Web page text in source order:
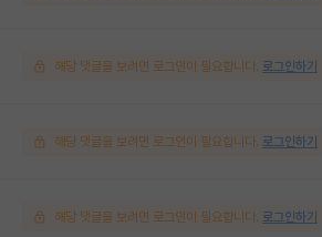
해당 댓글을 보려면 로그인이 필요합니다. 로그인하기
해당 댓글을 보려면 로그인이 필요합니다. 로그인하기
해당 댓글을 보려면 로그인이 필요합니다. 로그인하기